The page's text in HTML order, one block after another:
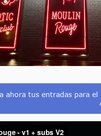
ahora tus entradas para el